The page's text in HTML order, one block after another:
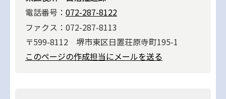
電話番号： 072-287-8122
ファクス：072-287-8113
〒599-8112 堺市東区日置荘原寺町195-1
このページの作成担当にメールを送る